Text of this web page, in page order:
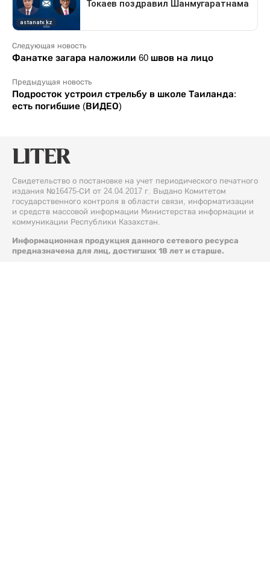
Следующая новость
Фанатке загара наложили 60 швов на лицо
Предыдущая новость
Подросток устроил стрельбу в школе Таиланда:
есть погибшие (ВИДЕО)
Свидетельство о постановке на учет периодического печатного
издания №16475-СИ от 24.04.2017 г. Выдано Комитетом
государственного контроля в области связи, информатизации
и средств массовой информации Министерства информации и
коммуникации Республики Казахстан.
Информационная продукция данного сетевого ресурса
предназначена для лиц, достигших 18 лет и старше.